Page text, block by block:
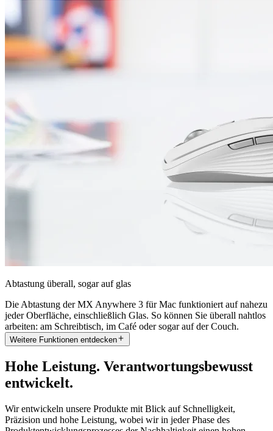
Abtastung überall, sogar auf glas
Die Abtastung der MX Anywhere 3 für Mac funktioniert auf nahezu
jeder Oberfläche, einschließlich Glas. So können Sie überall nahtlos
arbeiten: am Schreibtisch, im Café oder sogar auf der Couch.
Weitere Funktionen entdecken
Hohe Leistung. Verantwortungsbewusst
entwickelt.
Wir entwickeln unsere Produkte mit Blick auf Schnelligkeit,
Präzision und hohe Leistung, wobei wir in jeder Phase des